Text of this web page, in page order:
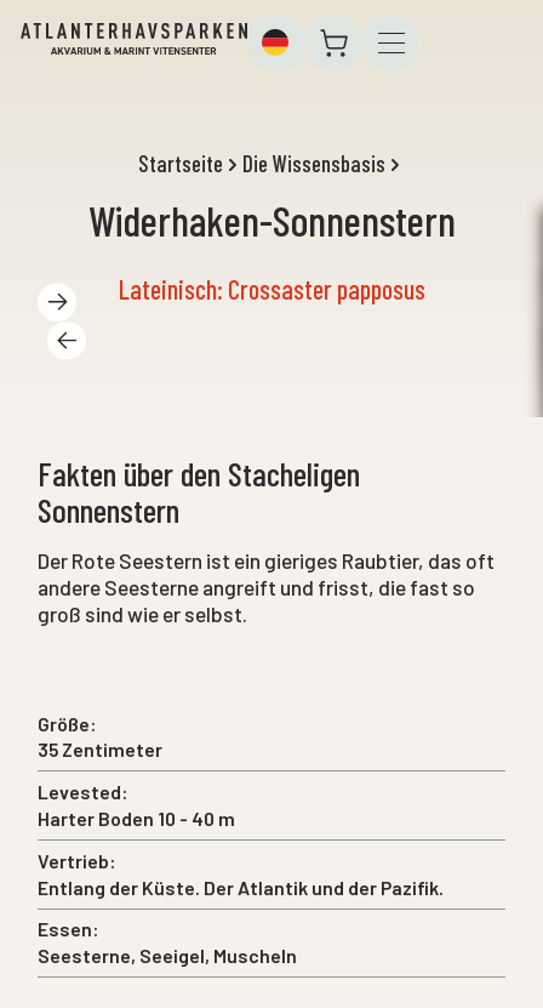
Startseite Die Wissensbasis
Widerhaken-Sonnenstern
Lateinisch: Crossaster papposus
Größe:
35 Zentimeter
Levested:
Harter Boden 10 - 40 m
Vertrieb:
Entlang der Küste. Der Atlantik und der Pazifik.
Essen:
Seesterne, Seeigel, Muscheln
Fakten über den Stacheligen
Sonnenstern
Der Rote Seestern ist ein gieriges Raubtier, das oft
andere Seesterne angreift und frisst, die fast so
groß sind wie er selbst.